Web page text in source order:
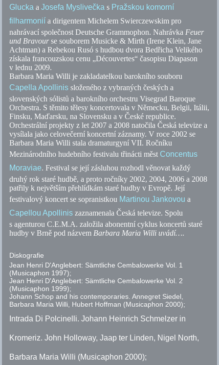
Glucka aJosefa Myslivečka s Pražskou komorní
filharmonií a dirigentem Michelem Swierczewskim pro
nahrávací společnost Deutsche Grammophon. NahrávkaFeuer
und Bravourse souborem Musicke & Mirth (Irene Klein, Jane
Achtman) a Rebekou Rusó s hudbou dvora Bedřicha Velikého
získala francouzskou cenu „Découvertes“ časopisu Diapason
v lednu 2009.
Barbara Maria Willi je zakladatelkou barokního souboru
Capella Apollinis složeného z vybraných českých a
slovenských sólistů a barokního orchestru Visegrad Baroque
Orchestra. S těmito tělesy koncertovala v Německu, Belgii, Itálii,
Finsku, Maďarsku, na Slovensku a v České republice.
Orchestrální projekty z let2007 a 2008 natočila Česká televize a
vysílala jako celovečerní koncertní záznamy. V roce 2002 se
Barbara Maria Willi stala dramaturgyní VII. Ročníku
Mezinárodního hudebního festivalu třinácti měst Concentus
Moraviae. Festival se její zásluhou rozhodl věnovat každý
druhý rok staré hudbě, a proto ročníky 2002, 2004,2006 a 2008
patřily k největším přehlídkám staré hudby v Evropě. Její
festivalový koncert se sopranistkou Martinou Jankovou a
Capellou Apollinis zaznamenala Česká televize. Spolu
s agenturou C.E.M.A. založila abonentní cyklus koncertů staré
hudby v Brně pod názvemBarbara Maria Willi uvádí….
Diskografie
Jean Henri D'Anglebert: Sämtliche Cembalowerke Vol. 1
(Musicaphon 1997);
Jean Henri D'Anglebert: Sämtliche Cembalowerke Vol. 2
(Musicaphon 1999);
Johann Schop and his contemporaries. Annegret Siedel,
Barbara Maria Willi, Hubert Hoffman (Musicaphon 2000);
Intrada Di Polcinelli. Johann Heinrich Schmelzer in
Kromeriz. John Holloway, Jaap ter Linden, Nigel North,
Barbara Maria Willi (Musicaphon 2000);